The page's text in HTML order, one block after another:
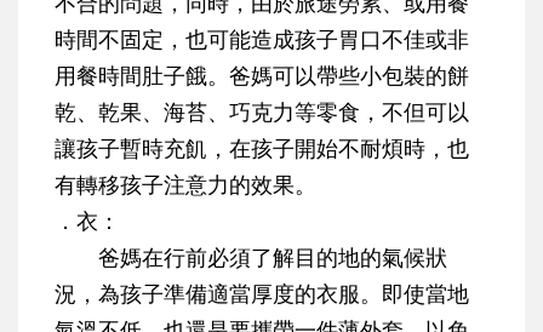
時間不固定，也可能造成孩子胃口不佳或非
用餐時間肚子餓。爸媽可以帶些小包裝的餅
乾、乾果、海苔、巧克力等零食，不但可以
讓孩子暫時充飢，在孩子開始不耐煩時，也
有轉移孩子注意力的效果。
．衣：
爸媽在行前必須了解目的地的氣候狀
況，為孩子準備適當厚度的衣服。即使當地